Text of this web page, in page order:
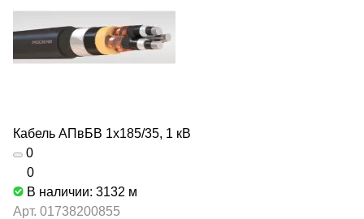
Кабель АПвБВ 1х185/35, 1 кВ
0
0
В наличии: 3132 м
Арт. 01738200855